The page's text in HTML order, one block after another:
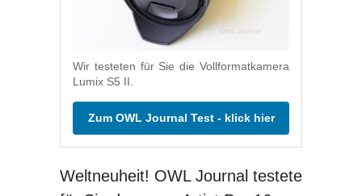
Wir testeten für Sie die Vollformatkamera
Lumix S5 II.
Zum OWL Journal Test - klick hier
Weltneuheit! OWL Journal testete